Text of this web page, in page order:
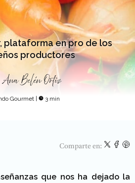
plataforma en pro de los
productores
Ana Belén Ortiz
Gourmet | 3 min
Comparte en:
que nos ha dejado la